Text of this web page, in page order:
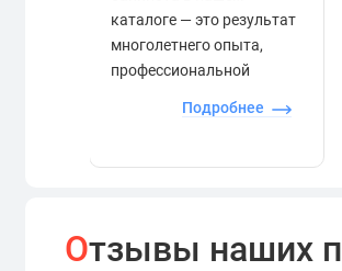
каталоге — это результат
многолетнего опыта,
профессиональной
контроля.
Подробнее
Отзывы наших